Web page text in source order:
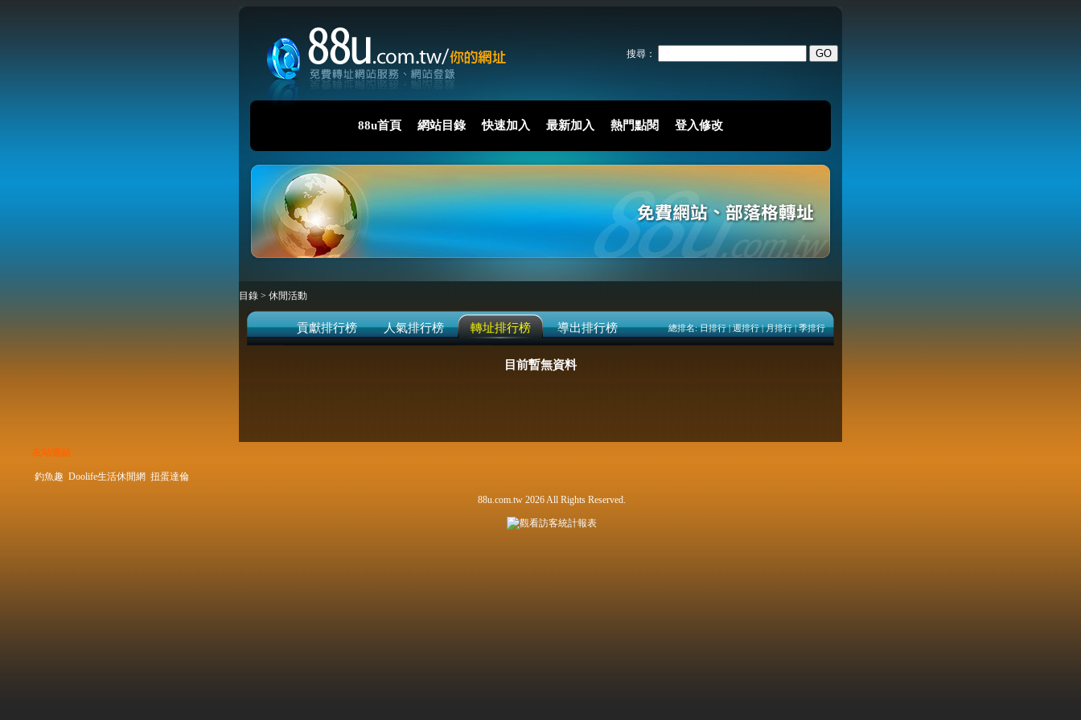
搜尋：
88u首頁 網站目錄 快速加入 最新加入 熱門點閱 登入修改
目錄 > 休閒活動
貢獻排行榜 人氣排行榜 轉址排行榜 導出排行榜 總排名:日排行|週排行|月排行|季排行
目前暫無資料
友站連結
釣魚趣 Doolife生活休閒網 扭蛋達倫
88u.com.tw 2026 All Rights Reserved.